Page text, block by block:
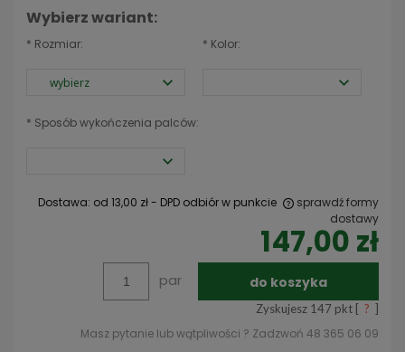
Wybierz wariant:
* Rozmiar: * Kolor:
* Sposób wykończenia palców:
Dostawa: od 13,00 zł- DPD odbiór w punkcie
Cena nie zawiera ewentualnych kosztów płatności
sprawdź formy
dostawy
147,00 zł
par do koszyka
Zyskujesz 147 pkt [ ? ]
Masz pytanie lub wątpliwości ? Zadzwoń 48 365 06 09